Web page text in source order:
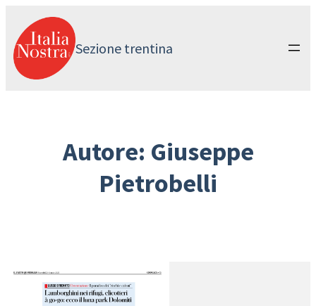
contenuto
Sezione trentina
Autore: Giuseppe
Pietrobelli